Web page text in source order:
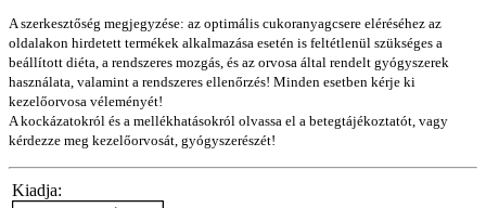
A szerkesztőség megjegyzése: az optimális cukoranyagcsere eléréséhez az
oldalakon hirdetett termékek alkalmazása esetén is feltétlenül szükséges a
beállított diéta, a rendszeres mozgás, és az orvosa által rendelt gyógyszerek
használata, valamint a rendszeres ellenőrzés! Minden esetben kérje ki
kezelőorvosa véleményét!
A kockázatokról és a mellékhatásokról olvassa el a betegtájékoztatót, vagy
kérdezze meg kezelőorvosát, gyógyszerészét!
Kiadja: